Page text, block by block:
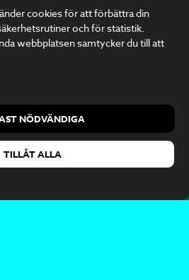
cookies för att förbättra din
och för statistik.
webbplatsen samtycker du till att
NÖDVÄNDIGA
TILLÅT ALLA
närvaro och själens kraft.
1, 112 23 Stockholm